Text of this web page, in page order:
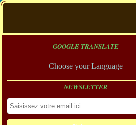
GOOGLE TRANSLATE
Choose your Language
NEWSLETTER